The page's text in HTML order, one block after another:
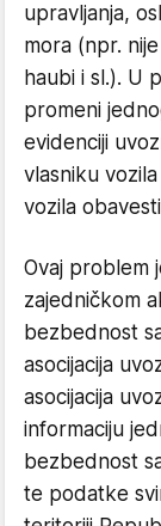
upravljanja,
mora (npr.
haubi i sl.). U
promeni
evidenciji
vlasniku
vozila
Ovaj problem
zajedničkom
bezbednost
asocijacija
asocijacija
informaciju
bezbednost
te podatke